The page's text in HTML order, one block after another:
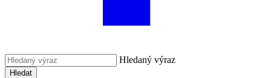
Hledaný výraz
Hledat